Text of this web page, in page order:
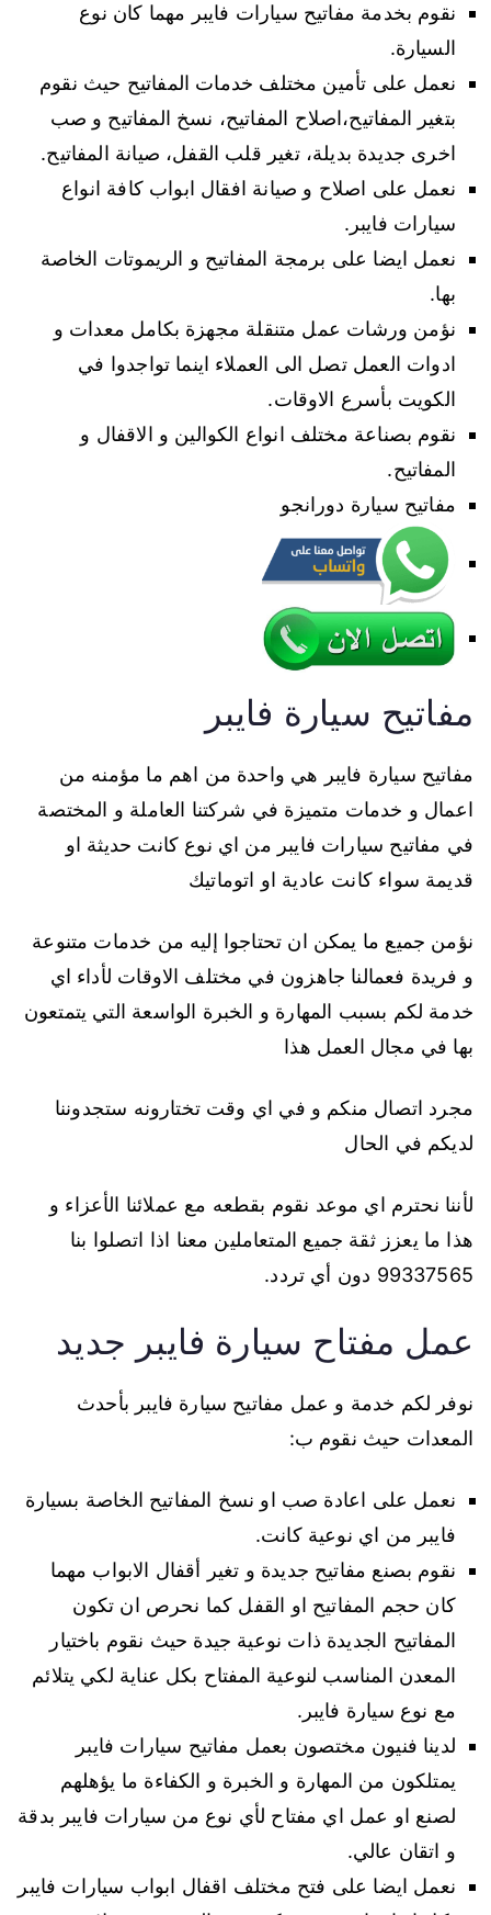
نقوم بخدمة مفاتيح سيارات فايبر مهما كان نوع
السيارة.
نعمل على تأمين مختلف خدمات المفاتيح حيث نقوم
بتغير المفاتيح،اصلاح المفاتيح، نسخ المفاتيح و صب
اخرى جديدة بديلة، تغير قلب القفل، صيانة المفاتيح.
نعمل على اصلاح و صيانة افقال ابواب كافة انواع
سيارات فايبر.
نعمل ايضا على برمجة المفاتيح و الريموتات الخاصة
بها.
نؤمن ورشات عمل متنقلة مجهزة بكامل معدات و
ادوات العمل تصل الى العملاء اينما تواجدوا في
الكويت بأسرع الاوقات.
نقوم بصناعة مختلف انواع الكوالين و الاقفال و
المفاتيح.
مفاتيح سيارة دورانجو
مفاتيح سيارة فايبر
مفاتيح سيارة فايبر هي واحدة من اهم ما مؤمنه من
اعمال و خدمات متميزة في شركتنا العاملة و المختصة
في مفاتيح سيارات فايبر من اي نوع كانت حديثة او
قديمة سواء كانت عادية او اتوماتيك
نؤمن جميع ما يمكن ان تحتاجوا إليه من خدمات متنوعة
و فريدة فعمالنا جاهزون في مختلف الاوقات لأداء اي
خدمة لكم بسبب المهارة و الخبرة الواسعة التي يتمتعون
بها في مجال العمل هذا
مجرد اتصال منكم و في اي وقت تختارونه ستجدوننا
لديكم في الحال
لأننا نحترم اي موعد نقوم بقطعه مع عملائنا الأعزاء و
هذا ما يعزز ثقة جميع المتعاملين معنا اذا اتصلوا بنا
99337565 دون أي تردد.
عمل مفتاح سيارة فايبر جديد
نوفر لكم خدمة و عمل مفاتيح سيارة فايبر بأحدث
المعدات حيث نقوم ب:
نعمل على اعادة صب او نسخ المفاتيح الخاصة بسيارة
فايبر من اي نوعية كانت.
نقوم بصنع مفاتيح جديدة و تغير أقفال الابواب مهما
كان حجم المفاتيح او القفل كما نحرص ان تكون
المفاتيح الجديدة ذات نوعية جيدة حيث نقوم باختيار
المعدن المناسب لنوعية المفتاح بكل عناية لكي يتلائم
مع نوع سيارة فايبر.
لدينا فنيون مختصون بعمل مفاتيح سيارات فايبر
يمتلكون من المهارة و الخبرة و الكفاءة ما يؤهلهم
لصنع او عمل اي مفتاح لأي نوع من سيارات فايبر بدقة
و اتقان عالي.
نعمل ايضا على فتح مختلف اقفال ابواب سيارات فايبر